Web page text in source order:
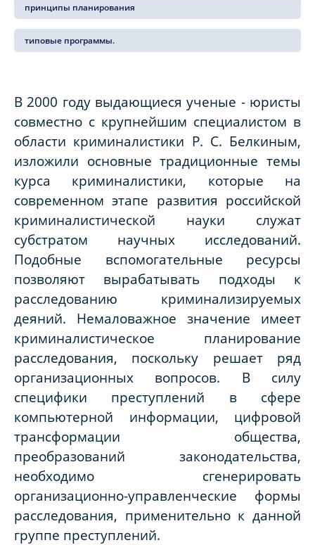
принципы планирования
типовые программы.
В 2000 году выдающиеся ученые - юристы
совместно с крупнейшим специалистом в
области криминалистики Р. С. Белкиным,
изложили основные традиционные темы
курса криминалистики, которые на
современном этапе развития российской
криминалистической науки служат
субстратом научных исследований.
Подобные вспомогательные ресурсы
позволяют вырабатывать подходы к
расследованию криминализируемых
деяний. Немаловажное значение имеет
криминалистическое планирование
расследования, поскольку решает ряд
организационных вопросов. В силу
специфики преступлений в сфере
компьютерной информации, цифровой
трансформации общества,
преобразований законодательства,
необходимо сгенерировать
организационно-управленческие формы
расследования, применительно к данной
группе преступлений.